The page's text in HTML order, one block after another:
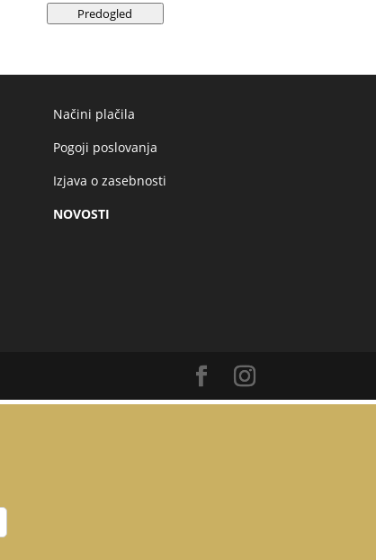
Predogled
Načini plačila
Pogoji poslovanja
Izjava o zasebnosti
NOVOSTI